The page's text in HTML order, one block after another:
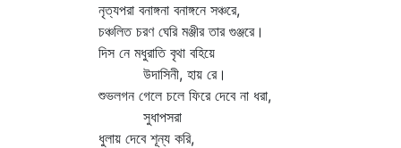
নৃত্যপরা বনাঙ্গনা বনাঙ্গনে সঞ্চরে,
চঞ্চলিত চরণ ঘেরি মঞ্জীর তার গুঞ্জরে।
দিস নে মধুরাতি বৃথা বহিয়ে
উদাসিনী, হায় রে।
শুভলগন গেলে চলে ফিরে দেবে না ধরা,
সুধাপসরা
ধুলায় দেবে শূন্য করি,